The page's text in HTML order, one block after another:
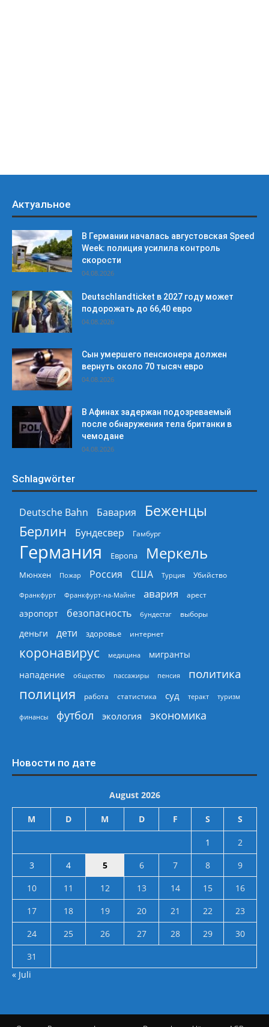
Актуальное
В Германии началась августовская Speed
Week: полиция усилила контроль
скорости
04.08.2026
Deutschlandticket в 2027 году может
подорожать до 66,40 евро
04.08.2026
Сын умершего пенсионера должен
вернуть около 70 тысяч евро
04.08.2026
В Афинах задержан подозреваемый
после обнаружения тела британки в
чемодане
04.08.2026
Schlagwörter
Deutsche Bahn Бавария
Беженцы
Берлин
Бундесвер Гамбург
Германия Европа Меркель
Мюнхен Пожар Россия США Турция Убийство
Франкфурт Франкфурт-на-Майне авария арест
аэропорт безопасность бундестаг выборы
деньги дети здоровье интернет
коронавирус медицина
мигранты
нападение
общество пассажиры пенсия политика
полиция работа статистика суд теракт туризм
финансы футбол экология экономика
Новости по дате
August 2026
M D M D F S S
1
2
3
4 5 6 7 8
9
10
11 12 13 14 15
16
17
18 19 20 21 22
23
24
25 26 27 28 29
30
31
« Juli